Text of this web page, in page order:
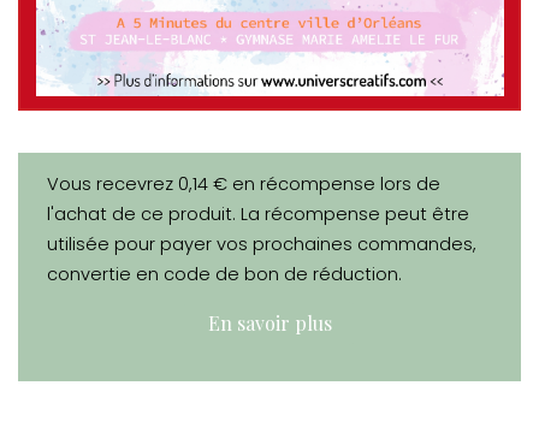
Vous recevrez 0,14 € en récompense lors de
l'achat de ce produit. La récompense peut être
utilisée pour payer vos prochaines commandes,
convertie en code de bon de réduction.
En savoir plus